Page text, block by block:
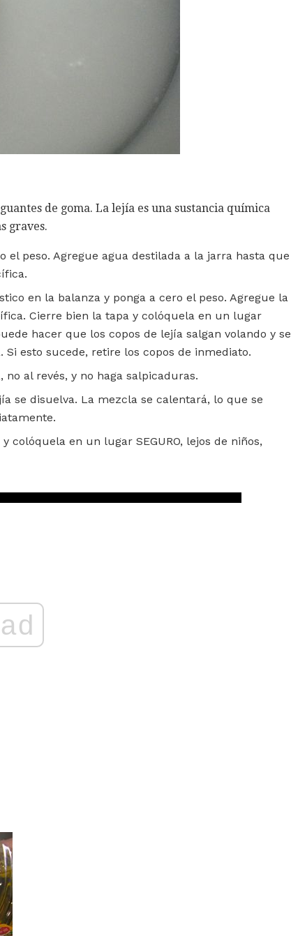
de goma. La lejía es una sustancia química
graves.
el peso. Agregue agua destilada a la jarra hasta que
en la balanza y ponga a cero el peso. Agregue la
Cierre bien la tapa y colóquela en un lugar
hacer que los copos de lejía salgan volando y se
esto sucede, retire los copos de inmediato.
al revés, y no haga salpicaduras.
se disuelva. La mezcla se calentará, lo que se
en un lugar SEGURO, lejos de niños,
ad